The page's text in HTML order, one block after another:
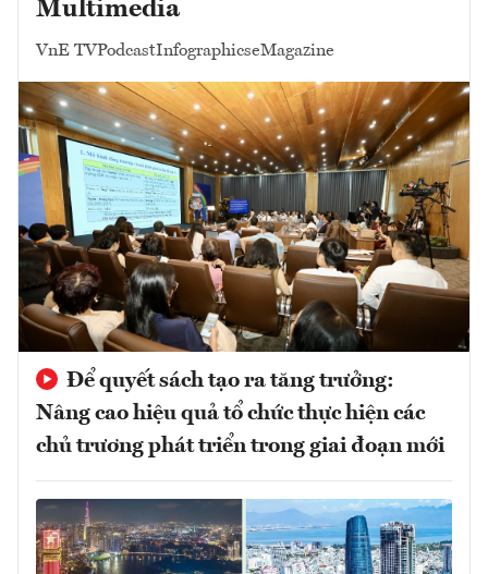
Multimedia
VnE TVPodcastInfographicseMagazine
Để quyết sách tạo ra tăng trưởng:
Nâng cao hiệu quả tổ chức thực hiện các
chủ trương phát triển trong giai đoạn mới